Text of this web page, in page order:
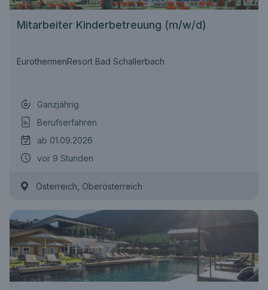
Mitarbeiter Kinderbetreuung (m/w/d)
EurothermenResort Bad Schallerbach
Ganzjährig
Berufserfahren
ab 01.09.2026
vor 9 Stunden
Österreich, Oberösterreich